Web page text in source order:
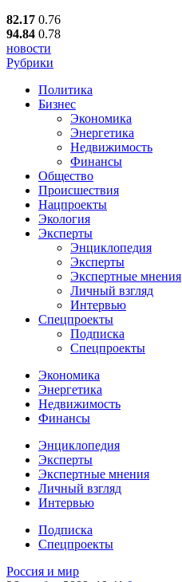
82.17 0.76
94.84 0.78
новости
Рубрики
Политика
Бизнес
Экономика
Энергетика
Недвижимость
Финансы
Общество
Происшествия
Нацпроекты
Экология
Эксперты
Энциклопедия
Эксперты
Экспертные мнения
Личный взгляд
Интервью
Спецпроекты
Подписка
Спецпроекты
Экономика
Энергетика
Недвижимость
Финансы
Энциклопедия
Эксперты
Экспертные мнения
Личный взгляд
Интервью
Подписка
Спецпроекты
Россия и мир